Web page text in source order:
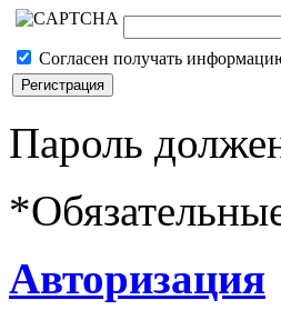
Согласен получать
Пароль
*
Авторизация